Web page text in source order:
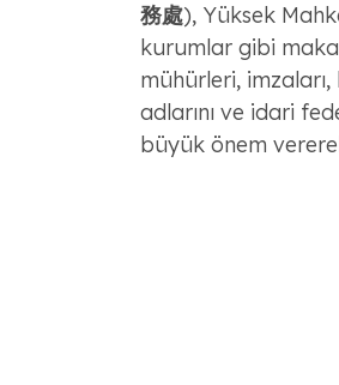
務處), Yüksek
kurumlar gibi
mühürleri, imzaları,
adlarını ve idari
büyük önem